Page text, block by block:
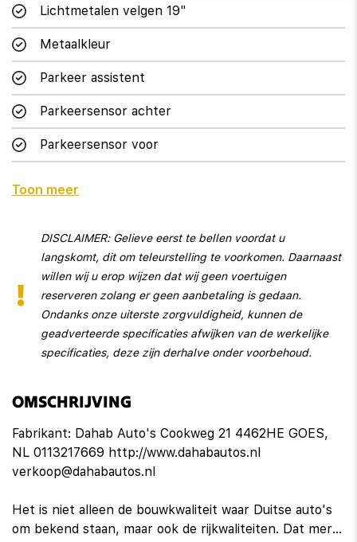
Lichtmetalen velgen 19"
Metaalkleur
Parkeer assistent
Parkeersensor achter
Parkeersensor voor
Interieur
Armsteun achter
Armsteun voor
Bestuurdersstoel in hoogte verstelbaar
Binnenspiegel automatisch dimmend
Boordcomputer
Cruise control
Cruise control adaptief met stop&go
Elektrische ramen voor
Toon meer
DISCLAIMER: Gelieve eerst te bellen voordat u
langskomt, dit om teleurstelling te voorkomen. Daarnaast
willen wij u erop wijzen dat wij geen voertuigen
reserveren zolang er geen aanbetaling is gedaan.
Ondanks onze uiterste zorgvuldigheid, kunnen de
geadverteerde specificaties afwijken van de werkelijke
specificaties, deze zijn derhalve onder voorbehoud.
OMSCHRIJVING
Fabrikant: Dahab Auto's Cookweg 21 4462HE GOES,
NL 0113217669 http://www.dahabautos.nl
verkoop@dahabautos.nl
Het is niet alleen de bouwkwaliteit waar Duitse auto's
om bekend staan, maar ook de rijkwaliteiten. Dat merk